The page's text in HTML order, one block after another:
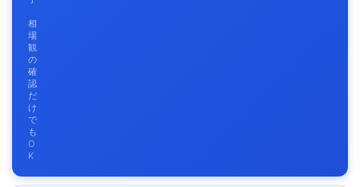
相
場
観
の
確
認
だ
け
で
も
O
K